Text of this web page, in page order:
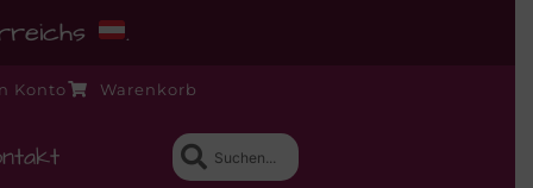
.
Konto Warenkorb